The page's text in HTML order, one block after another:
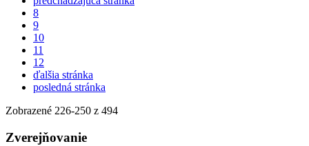
8
9
10
11
12
ďalšia stránka
posledná stránka
Zobrazené 226-250 z 494
Zverejňovanie